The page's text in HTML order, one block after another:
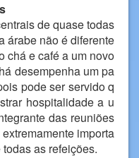
de quase todas
árabe não é diferente
chá e café a um novo
desempenha um pa
pode ser servido q
hospitalidade a u
das reuniões
importa
as refeições.